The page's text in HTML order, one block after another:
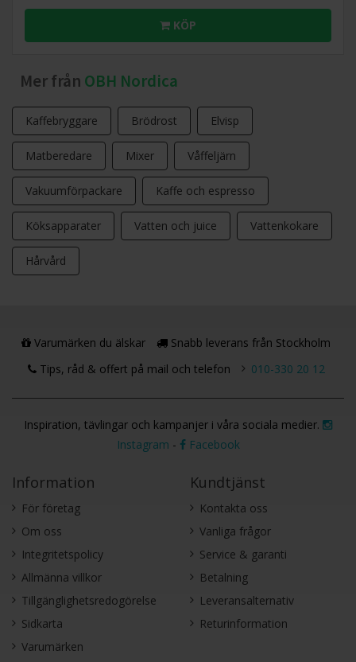
KÖP
Mer från OBH Nordica
Kaffebryggare Brödrost Elvisp
Matberedare Mixer Våffeljärn
Vakuumförpackare Kaffe och espresso
Köksapparater Vatten och juice Vattenkokare
Hårvård
Varumärken du älskar
Snabb leverans från Stockholm
Tips, råd & offert på mail och telefon
010-330 20 12
Inspiration, tävlingar och kampanjer i våra sociala medier.
Instagram - Facebook
Information
För företag
Om oss
Integritetspolicy
Allmänna villkor
Tillgänglighetsredogörelse
Sidkarta
Varumärken
Kundtjänst
Kontakta oss
Vanliga frågor
Service & garanti
Betalning
Leveransalternativ
Returinformation